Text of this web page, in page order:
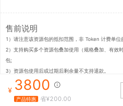
售前说明
1）请注意该资源包的抵扣范围，非 Token 计费单位
2）支持购买多个资源包叠加使用（规格叠加、有效
包;
3）资源包使用后或过期后剩余量不支持退款。
4）资源包可抵扣的模范围会动态调整。
¥ 3800
产品特惠 省¥200.00